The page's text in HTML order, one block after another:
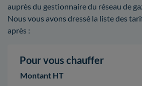
auprès du gestionnaire du réseau de
Nous vous avons dressé la liste des
après :
Pour vous chauffer
Montant HT